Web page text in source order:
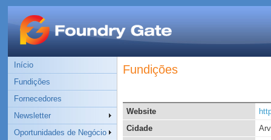
Início
Fundições
Fornecedores
Newsletter
Oportunidades de Negócio
Fundições
Website
Cidade